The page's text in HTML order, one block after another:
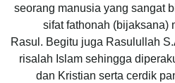
seorang manusia yang sangat
sifat fathonah (bijaksana)
Rasul. Begitu juga Rasulullah
risalah Islam sehingga
dan Kristian serta cerdik